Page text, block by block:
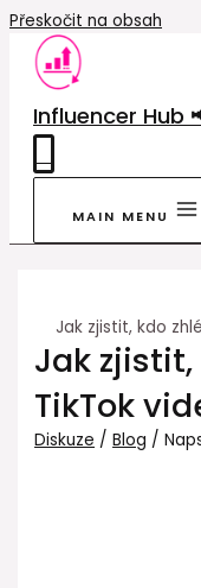
Přeskočit na obsah
Influencer Hub
MAIN MENU
Jak zjistit, kdo
Jak
TikTok
Diskuze /Blog /